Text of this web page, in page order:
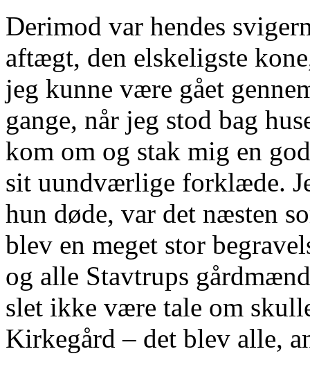
Derimod var hendes
aftægt, den elskeligste
jeg kunne være gået
gange, når jeg stod bag
kom om og stak mig en
sit uundværlige forklæde.
hun døde, var det næsten
blev en meget stor
og alle Stavtrups
slet ikke være tale om
Kirkegård – det blev alle,